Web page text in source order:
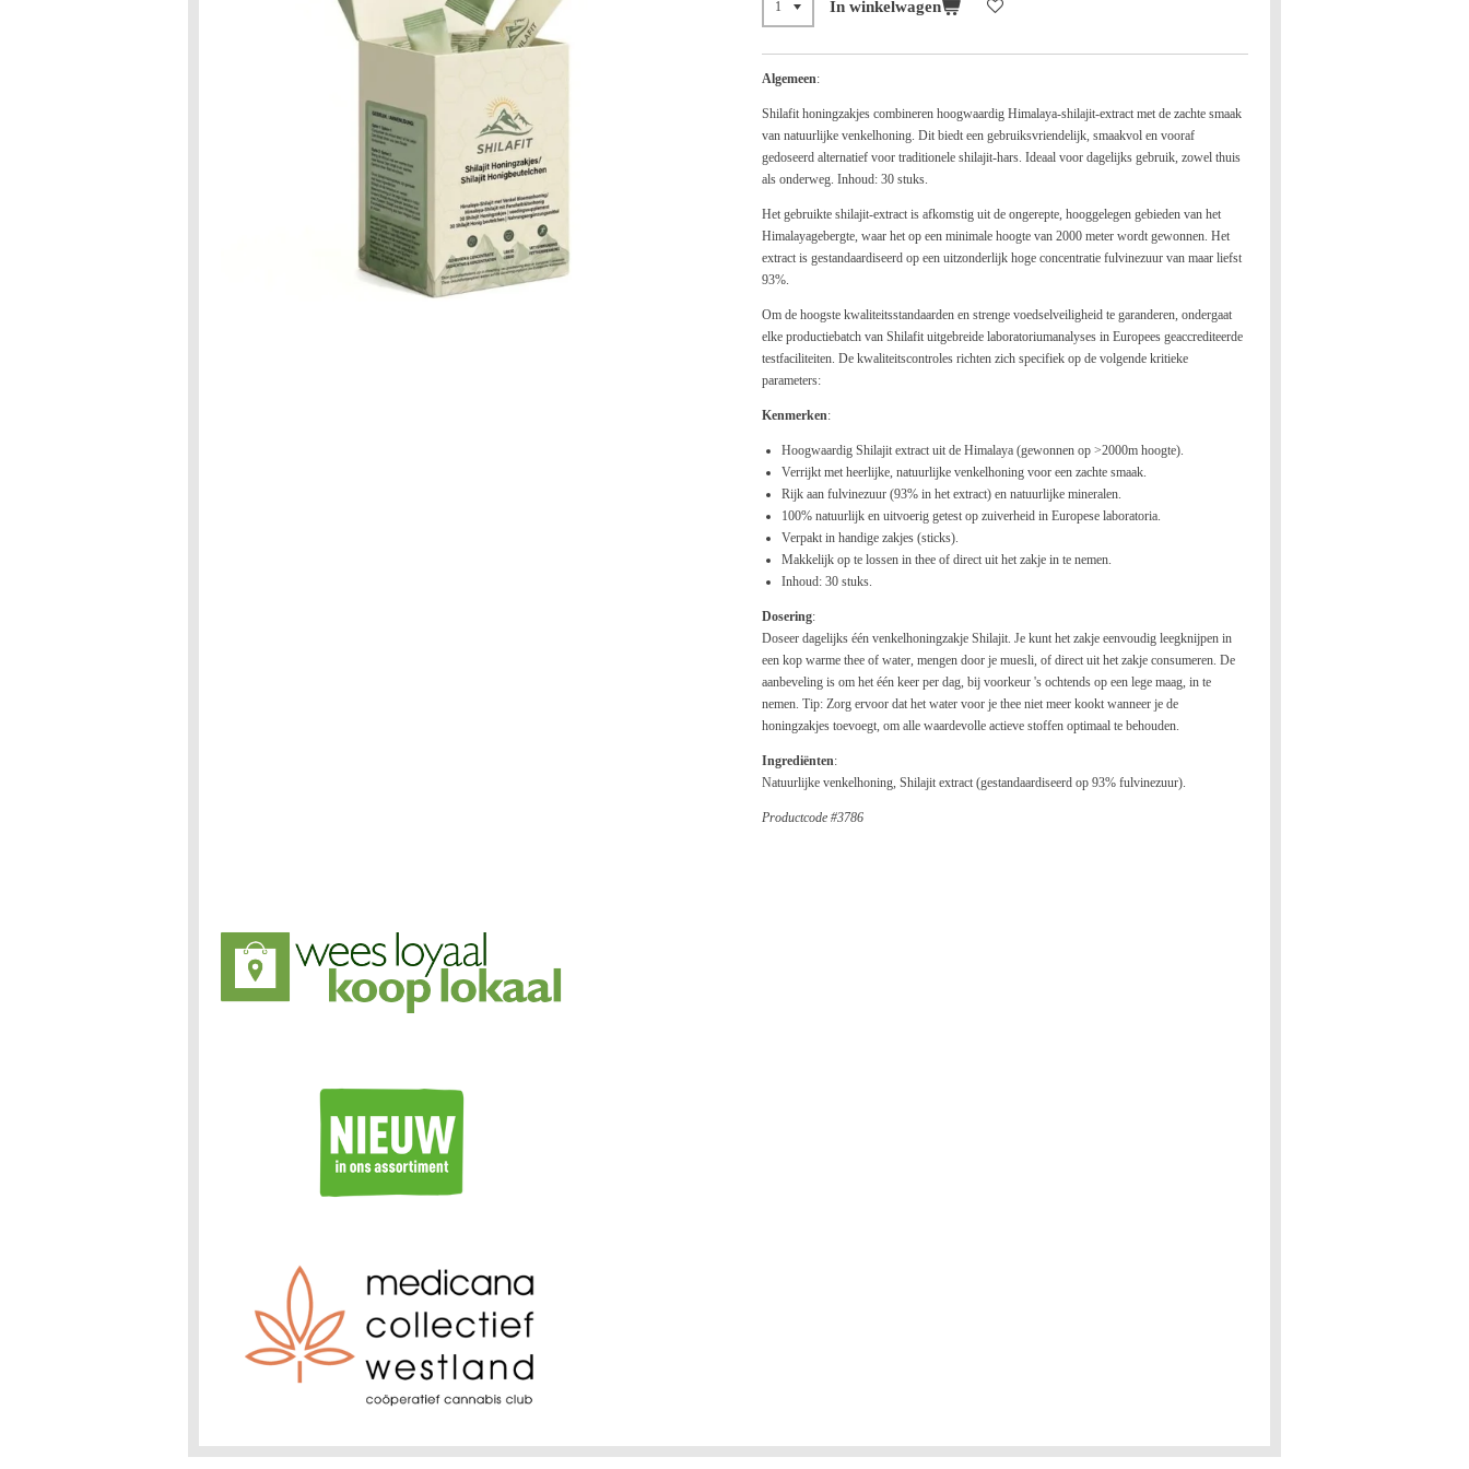
In winkelwagen
Algemeen:
Shilafit honingzakjes combineren hoogwaardig Himalaya-shilajit-extract met de zachte smaak
van natuurlijke venkelhoning. Dit biedt een gebruiksvriendelijk, smaakvol en vooraf
gedoseerd alternatief voor traditionele shilajit-hars. Ideaal voor dagelijks gebruik, zowel thuis
als onderweg. Inhoud: 30 stuks.
Het gebruikte shilajit-extract is afkomstig uit de ongerepte, hooggelegen gebieden van het
Himalayagebergte, waar het op een minimale hoogte van 2000 meter wordt gewonnen. Het
extract is gestandaardiseerd op een uitzonderlijk hoge concentratie fulvinezuur van maar liefst
93%.
Om de hoogste kwaliteitsstandaarden en strenge voedselveiligheid te garanderen, ondergaat
elke productiebatch van Shilafit uitgebreide laboratoriumanalyses in Europees geaccrediteerde
testfaciliteiten. De kwaliteitscontroles richten zich specifiek op de volgende kritieke
parameters:
Kenmerken:
Hoogwaardig Shilajit extract uit de Himalaya (gewonnen op >2000m hoogte).
Verrijkt met heerlijke, natuurlijke venkelhoning voor een zachte smaak.
Rijk aan fulvinezuur (93% in het extract) en natuurlijke mineralen.
100% natuurlijk en uitvoerig getest op zuiverheid in Europese laboratoria.
Verpakt in handige zakjes (sticks).
Makkelijk op te lossen in thee of direct uit het zakje in te nemen.
Inhoud: 30 stuks.
Dosering:
Doseer dagelijks één venkelhoningzakje Shilajit. Je kunt het zakje eenvoudig leegknijpen in
een kop warme thee of water, mengen door je muesli, of direct uit het zakje consumeren. De
aanbeveling is om het één keer per dag, bij voorkeur 's ochtends op een lege maag, in te
nemen. Tip: Zorg ervoor dat het water voor je thee niet meer kookt wanneer je de
honingzakjes toevoegt, om alle waardevolle actieve stoffen optimaal te behouden.
Ingrediënten:
Natuurlijke venkelhoning, Shilajit extract (gestandaardiseerd op 93% fulvinezuur).
Productcode #3786